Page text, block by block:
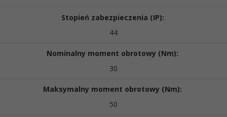
Stopień zabezpieczenia (IP):
44
Nominalny moment obrotowy (Nm):
30
Maksymalny moment obrotowy (Nm):
50